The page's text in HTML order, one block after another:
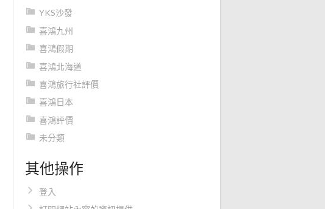
YKS沙發
喜鴻九州
喜鴻假期
喜鴻北海道
喜鴻旅行社評價
喜鴻日本
喜鴻評價
未分類
其他操作
登入